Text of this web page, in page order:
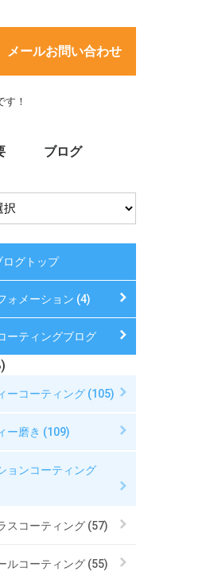
メールお問い合わせ
！
ブログ
ログトップ
ォメーション (4)
ーティングブログ
ーコーティング (105)
ー磨き (109)
ョンコーティング
スコーティング (57)
ルコーティング (55)